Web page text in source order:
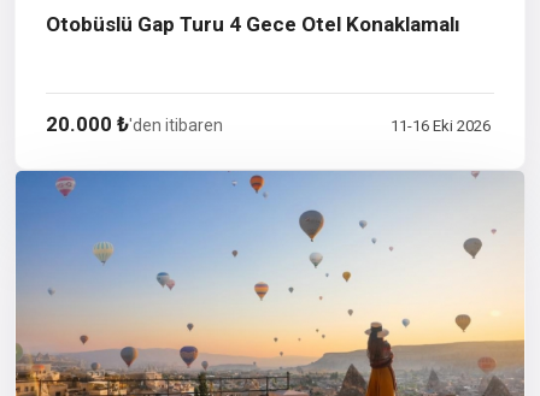
Otobüslü Gap Turu 4 Gece Otel Konaklamalı
20.000 ₺'den itibaren 11-16 Eki 2026